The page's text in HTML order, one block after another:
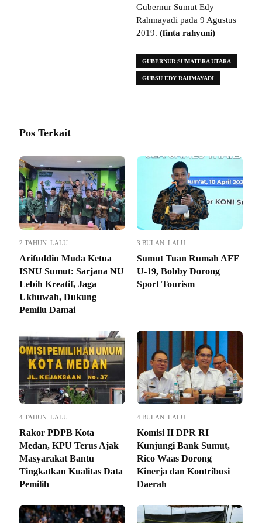
Gubernur Sumut Edy
Rahmayadi pada 9 Agustus
2019. (finta rahyuni)
GUBERNUR SUMATERA UTARA
GUBSU EDY RAHMAYADI
Pos Terkait
2 TAHUN LALU
Arifuddin Muda Ketua
ISNU Sumut: Sarjana NU
Lebih Kreatif, Jaga
Ukhuwah, Dukung
Pemilu Damai
3 BULAN LALU
Sumut Tuan Rumah AFF
U-19, Bobby Dorong
Sport Tourism
4 TAHUN LALU
Rakor PDPB Kota
Medan, KPU Terus Ajak
Masyarakat Bantu
Tingkatkan Kualitas Data
Pemilih
4 BULAN LALU
Komisi II DPR RI
Kunjungi Bank Sumut,
Rico Waas Dorong
Kinerja dan Kontribusi
Daerah